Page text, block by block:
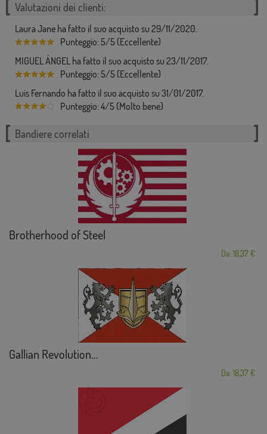
Valutazioni dei clienti:
Laura Jane ha fatto il suo acquisto su 29/11/2020.
Punteggio: 5/5 (Eccellente)
MIGUEL ÁNGEL ha fatto il suo acquisto su 23/11/2017.
Punteggio: 5/5 (Eccellente)
Luis Fernando ha fatto il suo acquisto su 31/01/2017.
Punteggio: 4/5 (Molto bene)
Bandiere correlati
Brotherhood of Steel
Da: 18,37 €
Gallian Revolution...
Da: 18,37 €